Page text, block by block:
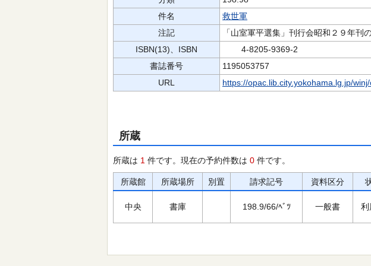
件名
救世軍
注記
「山室軍平選集」刊行会昭和２９年刊
ISBN(13)、ISBN
4-8205-9369-2
書誌番号
1195053757
URL
https://opac.lib.city.yokohama.lg.jp/
所蔵
所蔵は 1 件です。現在の予約件数は 0 件です。
所蔵館 所蔵場所 別置 請求記号 資料区分
中央 書庫 198.9/66/ﾍﾞﾂ 一般書 利